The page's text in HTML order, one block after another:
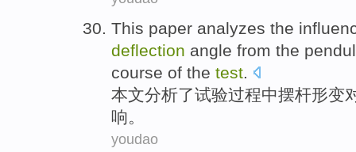
This paper analyzes the
deflection angle from the
course of the test.
本文分析了试验过程中摆杆形变
响。
youdao